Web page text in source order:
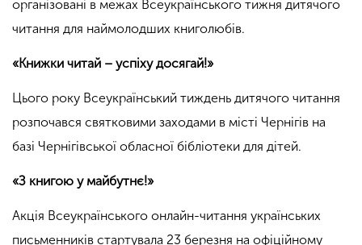
організовані в межах Всеукраїнського тижня дитячого
читання для наймолодших книголюбів.
«Книжки читай – успіху досягай!»
Цього року Всеукраїнський тиждень дитячого читання
розпочався святковими заходами в місті Чернігів на
базі Чернігівської обласної бібліотеки для дітей.
«З книгою у майбутнє!»
Акція Всеукраїнського онлайн-читання українських
письменників стартувала 23 березня на офіційному